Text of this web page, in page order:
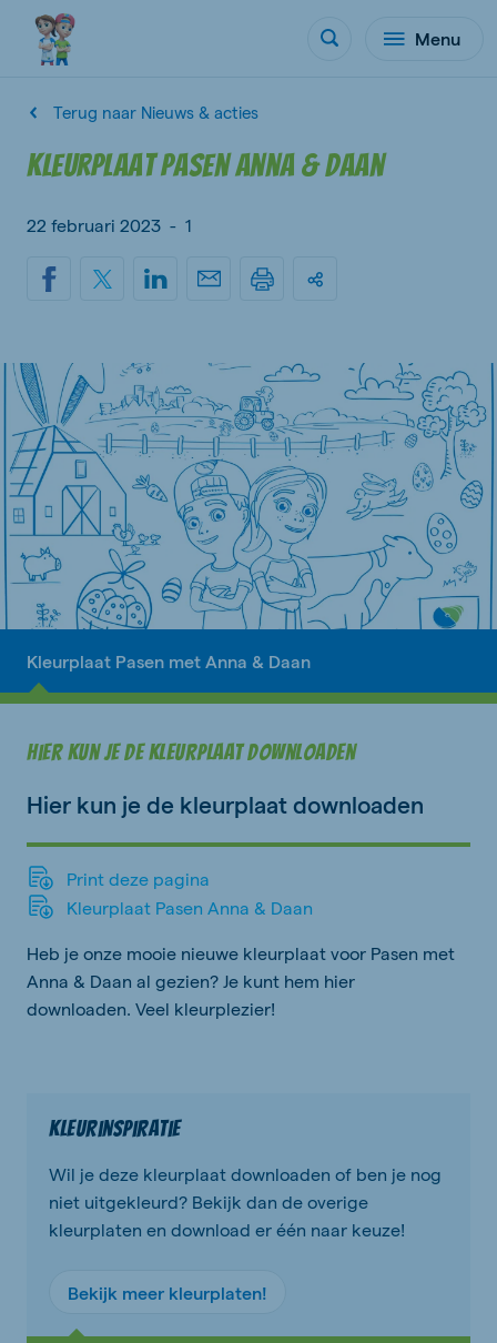
Menu
Terug naar Nieuws & acties
Kleurplaat Pasen Anna & Daan
22 februari 2023 - 1
Kleurplaat Pasen met Anna & Daan
Hier kun je de kleurplaat downloaden
Hier kun je de kleurplaat downloaden
Print deze pagina
Kleurplaat Pasen Anna & Daan
Heb je onze mooie nieuwe kleurplaat voor Pasen met
Anna & Daan al gezien? Je kunt hem hier
downloaden. Veel kleurplezier!
Kleurinspiratie
Wil je deze kleurplaat downloaden of ben je nog
niet uitgekleurd? Bekijk dan de overige
kleurplaten en download er één naar keuze!
Bekijk meer kleurplaten!